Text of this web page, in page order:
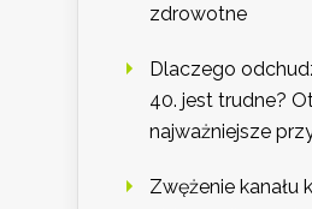
zdrowotne
Dlaczego
40. jest trudne?
najważniejsze
Zwężenie kanału